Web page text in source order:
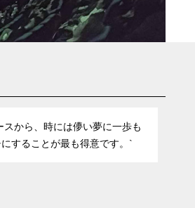
から、時には儚い夢に一歩も
することが最も得意です。`